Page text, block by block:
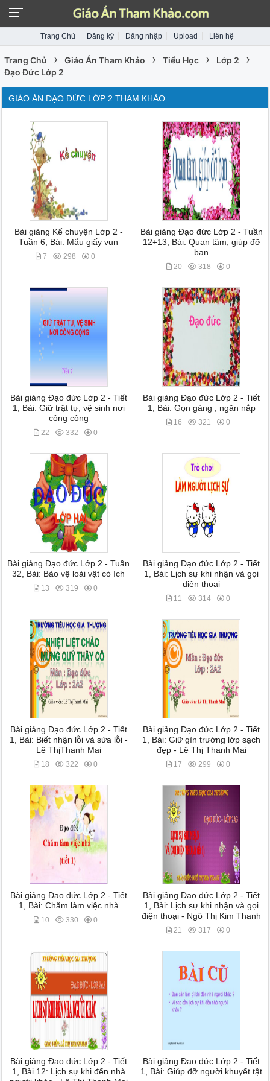
Trang Chủ Đăng ký Đăng nhập Upload Liên hệ
Trang Chủ › Giáo Án Tham Khảo › Tiểu Học › Lớp 2 ›
Đạo Đức Lớp 2
GIÁO ÁN ĐẠO ĐỨC LỚP 2 THAM KHẢO
Bài giảng Kể chuyện Lớp 2 -
Tuần 6, Bài: Mẩu giấy vụn
7 298 0
Bài giảng Đạo đức Lớp 2 - Tuần
12+13, Bài: Quan tâm, giúp đỡ
bạn
20 318 0
Bài giảng Đạo đức Lớp 2 - Tiết
1, Bài: Giữ trật tự, vệ sinh nơi
công cộng
22 332 0
Bài giảng Đạo đức Lớp 2 - Tiết
1, Bài: Gọn gàng , ngăn nắp
16 321 0
Bài giảng Đạo đức Lớp 2 - Tuần
32, Bài: Bảo vệ loài vật có ích
13 319 0
Bài giảng Đạo đức Lớp 2 - Tiết
1, Bài: Lịch sự khi nhận và gọi
điện thoại
11 314 0
Bài giảng Đạo đức Lớp 2 - Tiết
1, Bài: Biết nhận lỗi và sửa lỗi -
Lê ThịThanh Mai
18 322 0
Bài giảng Đạo đức Lớp 2 - Tiết
1, Bài: Giữ gìn trường lớp sạch
đẹp - Lê Thị Thanh Mai
17 299 0
Bài giảng Đạo đức Lớp 2 - Tiết
1, Bài: Chăm làm việc nhà
10 330 0
Bài giảng Đạo đức Lớp 2 - Tiết
1, Bài: Lịch sự khi nhận và gọi
điện thoại - Ngô Thị Kim Thanh
21 317 0
Bài giảng Đạo đức Lớp 2 - Tiết
1, Bài 12: Lịch sự khi đến nhà
Bài giảng Đạo đức Lớp 2 - Tiết
1, Bài: Giúp đỡ người khuyết tật